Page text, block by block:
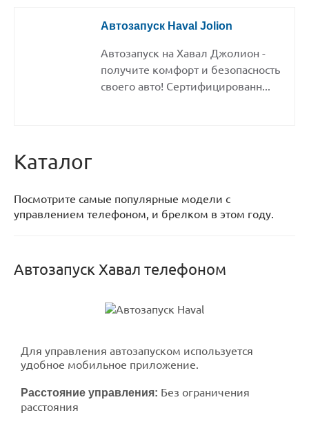
Автозапуск Haval Jolion
Автозапуск на Хавал Джолион -
получите комфорт и безопасность
своего авто! Сертифицированн...
Каталог
Посмотрите самые популярные модели с
управлением телефоном, и брелком в этом году.
Автозапуск Хавал телефоном
Для управления автозапуском используется
удобное мобильное приложение.
Расстояние управления: Без ограничения
расстояния